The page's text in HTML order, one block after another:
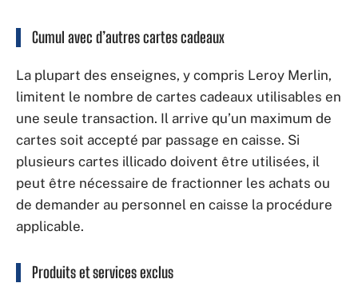
Cumul avec d’autres cartes cadeaux
La plupart des enseignes, y compris Leroy Merlin,
limitent le nombre de cartes cadeaux utilisables en
une seule transaction. Il arrive qu’un maximum de
cartes soit accepté par passage en caisse. Si
plusieurs cartes illicado doivent être utilisées, il
peut être nécessaire de fractionner les achats ou
de demander au personnel en caisse la procédure
applicable.
Produits et services exclus